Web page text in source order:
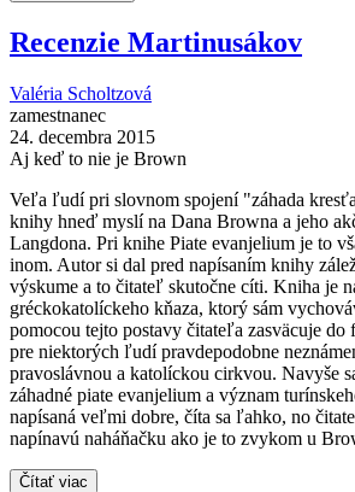
Recenzie Martinusákov
Valéria Scholtzová
zamestnanec
24. decembra 2015
Aj keď to nie je Brown
Veľa ľudí pri slovnom spojení "záhada
knihy hneď myslí na Dana Browna a jeho
Langdona. Pri knihe Piate evanjelium je to
inom. Autor si dal pred napísaním knihy
výskume a to čitateľ skutočne cíti. Kniha je
gréckokatolíckeho kňaza, ktorý sám
pomocou tejto postavy čitateľa zasväcuje do
pre niektorých ľudí pravdepodobne
pravoslávnou a katolíckou cirkvou. Navyše
záhadné piate evanjelium a význam
napísaná veľmi dobre, číta sa ľahko, no
napínavú naháňačku ako je to zvykom u
Čítať viac